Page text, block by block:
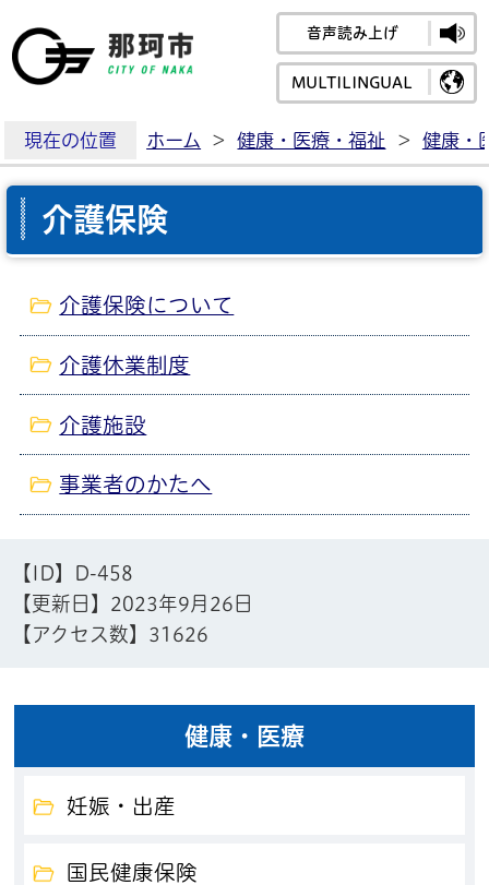
那珂市公式ホームペ
音声読み上げ
MULTILINGUAL
現在の位置 ホーム > 健康・医療・福祉 > 健康・
介護保険
介護保険について
介護休業制度
介護施設
事業者のかたへ
【ID】
D-458
【更新日】 2023年9月26日
【アクセス数】 31626
健康・医療
妊娠・出産
国民健康保険